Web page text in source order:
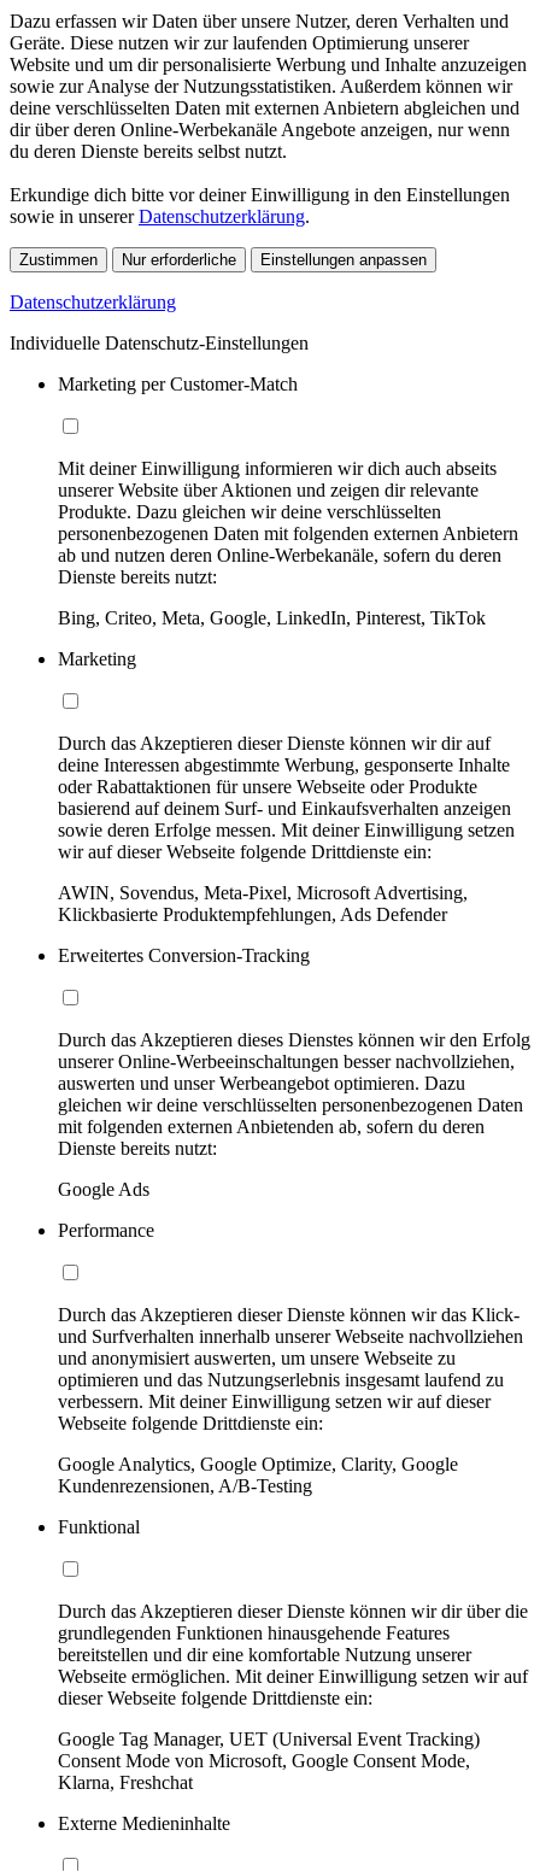
Dazu erfassen wir Daten über unsere Nutzer, deren Verhalten und
Geräte. Diese nutzen wir zur laufenden Optimierung unserer
Website und um dir personalisierte Werbung und Inhalte anzuzeigen
sowie zur Analyse der Nutzungsstatistiken. Außerdem können wir
deine verschlüsselten Daten mit externen Anbietern abgleichen und
dir über deren Online-Werbekanäle Angebote anzeigen, nur wenn
du deren Dienste bereits selbst nutzt.
Erkundige dich bitte vor deiner Einwilligung in den Einstellungen
sowie in unsererDatenschutzerklärung.
Zustimmen Nur erforderliche Einstellungen anpassen
Datenschutzerklärung
Individuelle Datenschutz-Einstellungen
Marketing per Customer-Match
Mit deiner Einwilligung informieren wir dich auch abseits
unserer Website über Aktionen und zeigen dir relevante
Produkte. Dazu gleichen wir deine verschlüsselten
personenbezogenen Daten mit folgenden externen Anbietern
ab und nutzen deren Online-Werbekanäle, sofern du deren
Dienste bereits nutzt:
Bing, Criteo, Meta, Google, LinkedIn, Pinterest, TikTok
Marketing
Durch das Akzeptieren dieser Dienste können wir dir auf
deine Interessen abgestimmte Werbung, gesponserte Inhalte
oder Rabattaktionen für unsere Webseite oder Produkte
basierend auf deinem Surf- und Einkaufsverhalten anzeigen
sowie deren Erfolge messen. Mit deiner Einwilligung setzen
wir auf dieser Webseite folgende Drittdienste ein:
AWIN, Sovendus, Meta-Pixel, Microsoft Advertising,
Klickbasierte Produktempfehlungen, Ads Defender
Erweitertes Conversion-Tracking
Durch das Akzeptieren dieses Dienstes können wir den Erfolg
unserer Online-Werbeeinschaltungen besser nachvollziehen,
auswerten und unser Werbeangebot optimieren. Dazu
gleichen wir deine verschlüsselten personenbezogenen Daten
mit folgenden externen Anbietenden ab, sofern du deren
Dienste bereits nutzt:
Google Ads
Performance
Durch das Akzeptieren dieser Dienste können wir das Klick-
und Surfverhalten innerhalb unserer Webseite nachvollziehen
und anonymisiert auswerten, um unsere Webseite zu
optimieren und das Nutzungserlebnis insgesamt laufend zu
verbessern. Mit deiner Einwilligung setzen wir auf dieser
Webseite folgende Drittdienste ein:
Google Analytics, Google Optimize, Clarity, Google
Kundenrezensionen, A/B-Testing
Funktional
Durch das Akzeptieren dieser Dienste können wir dir über die
grundlegenden Funktionen hinausgehende Features
bereitstellen und dir eine komfortable Nutzung unserer
Webseite ermöglichen. Mit deiner Einwilligung setzen wir auf
dieser Webseite folgende Drittdienste ein:
Google Tag Manager, UET (Universal Event Tracking)
Consent Mode von Microsoft, Google Consent Mode,
Klarna, Freshchat
Externe Medieninhalte